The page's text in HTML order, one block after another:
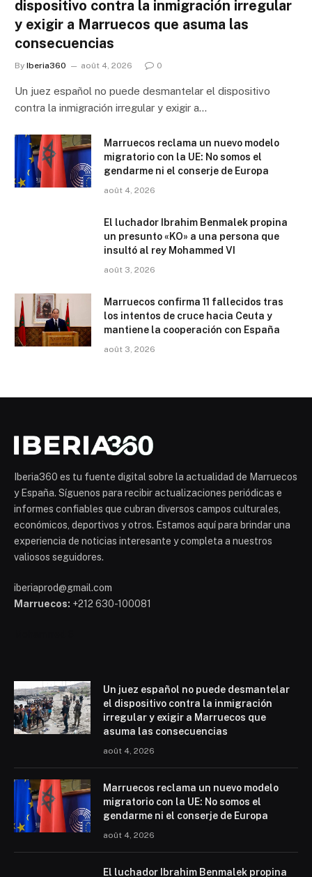
dispositivo contra la inmigración irregular
y exigir a Marruecos que asuma las
consecuencias
By Iberia360 août 4, 2026 0
Un juez español no puede desmantelar el dispositivo
contra la inmigración irregular y exigir a…
Marruecos reclama un nuevo modelo
migratorio con la UE: No somos el
gendarme ni el conserje de Europa
août 4, 2026
El luchador Ibrahim Benmalek propina
un presunto «KO» a una persona que
insultó al rey Mohammed VI
août 3, 2026
Marruecos confirma 11 fallecidos tras
los intentos de cruce hacia Ceuta y
mantiene la cooperación con España
août 3, 2026
Iberia360 es tu fuente digital sobre la actualidad de Marruecos
y España. Síguenos para recibir actualizaciones periódicas e
informes confiables que cubran diversos campos culturales,
económicos, deportivos y otros. Estamos aquí para brindar una
experiencia de noticias interesante y completa a nuestros
valiosos seguidores.
iberiaprod@gmail.com
Marruecos: +212 630-100081
Un juez español no puede desmantelar
el dispositivo contra la inmigración
irregular y exigir a Marruecos que
asuma las consecuencias
août 4, 2026
Marruecos reclama un nuevo modelo
migratorio con la UE: No somos el
gendarme ni el conserje de Europa
août 4, 2026
El luchador Ibrahim Benmalek propina